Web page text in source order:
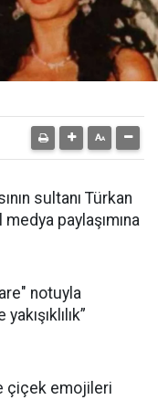
sultanı Türkan
paylaşımına
notuyla
çiçek emojileri